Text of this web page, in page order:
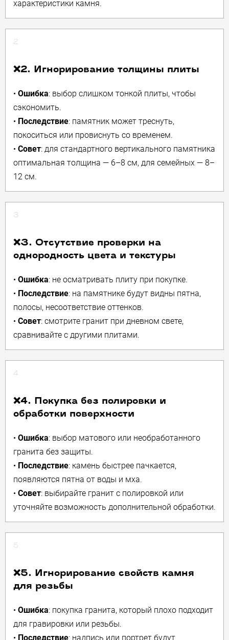
характеристики камня.
2
❌2. Игнорирование толщины плиты
• Ошибка: выбор слишком тонкой плиты, чтобы
сэкономить.
• Последствие: памятник может треснуть,
покоситься или провиснуть со временем.
• Совет: для стандартного вертикального памятника
оптимальная толщина — 6–8 см, для семейных — 8–
12 см.
3
❌3. Отсутствие проверки на
однородность цвета и текстуры
• Ошибка: не осматривать плиту при покупке.
• Последствие: на памятнике будут видны пятна,
полосы, несоответствие оттенков.
• Совет: смотрите гранит при дневном свете,
сравнивайте с другими плитами.
4
❌4. Покупка без полировки и
обработки поверхности
• Ошибка: выбор матового или необработанного
гранита без защиты.
• Последствие: камень быстрее пачкается,
появляются пятна от воды и мха.
• Совет: выбирайте гранит с полировкой или
уточняйте возможность дополнительной обработки.
5
❌5. Игнорирование свойств камня
для резьбы
• Ошибка: покупка гранита, который плохо подходит
для гравировки или резьбы.
• Последствие: надпись или портрет будут